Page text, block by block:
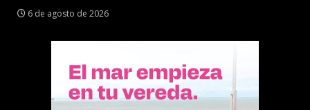
6 de agosto de 2026